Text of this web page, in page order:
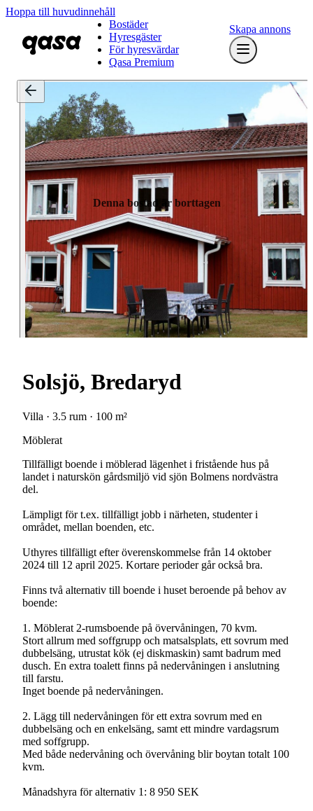
Hoppa till huvudinnehåll
Bostäder
Hyresgäster
För hyresvärdar
Qasa Premium
Skapa annons
Denna bostad är borttagen
Solsjö, Bredaryd
Villa · 3.5 rum · 100 m²
Möblerat
Tillfälligt boende i möblerad lägenhet i fristående hus på
landet i naturskön gårdsmiljö vid sjön Bolmens nordvästra
del.
Lämpligt för t.ex. tillfälligt jobb i närheten, studenter i
området, mellan boenden, etc.
Uthyres tillfälligt efter överenskommelse från 14 oktober
2024 till 12 april 2025. Kortare perioder går också bra.
Finns två alternativ till boende i huset beroende på behov av
boende:
1. Möblerat 2-rumsboende på övervåningen, 70 kvm.
Stort allrum med soffgrupp och matsalsplats, ett sovrum med
dubbelsäng, utrustat kök (ej diskmaskin) samt badrum med
dusch. En extra toalett finns på nedervåningen i anslutning
till farstu.
Inget boende på nedervåningen.
2. Lägg till nedervåningen för ett extra sovrum med en
dubbelsäng och en enkelsäng, samt ett mindre vardagsrum
med soffgrupp.
Med både nedervåning och övervåning blir boytan totalt 100
kvm.
Månadshyra för alternativ 1: 8 950 SEK